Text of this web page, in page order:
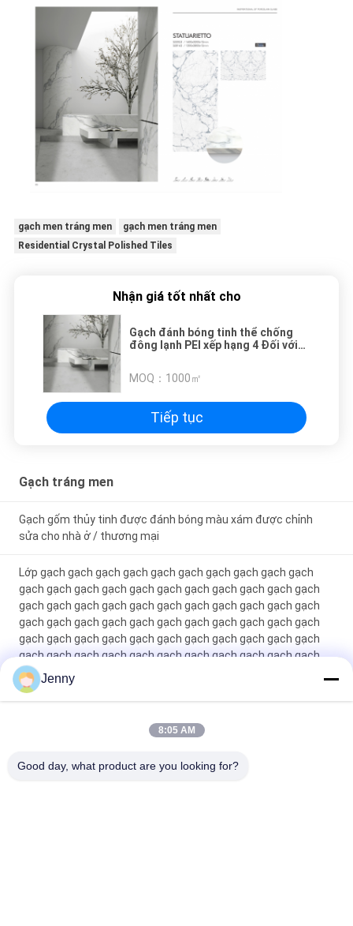
gạch men tráng men
gạch men tráng men
Residential Crystal Polished Tiles
Nhận giá tốt nhất cho
Gạch đánh bóng tinh thể chống
đông lạnh PEI xếp hạng 4 Đối với
MOQ： 1000㎡
Tiếp tục
Gạch tráng men
Gạch gốm thủy tinh được đánh bóng màu xám được chỉnh
sửa cho nhà ở / thương mại
Lớp gạch gạch gạch gạch gạch gạch gạch gạch gạch gạch
gạch gạch gạch gạch gạch gạch gạch gạch gạch gạch gạch
gạch gạch gạch gạch gạch gạch gạch gạch gạch gạch gạch
gạch gạch gạch gạch gạch gạch gạch gạch gạch gạch gạch
gạch gạch gạch gạch gạch gạch gạch gạch gạch gạch gạch
gạch gạch gạch gạch gạch gạch gạch gạch gạch gạch gạch
gạch gạch gạch gạch gạch gạch gạch gạch gạch gạch gạch
gạch gạch gạch gạch gạch gạch gạch gạch gạch gạch gạch
gạch gạch gạch gạch gạch gạch gạch gạch gạch gạch gạch
Finish With 0.05% Water Absorption
Jenny
8:05 AM
Good day, what product are you looking for?